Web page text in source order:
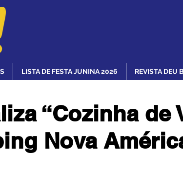
LISTA DE FESTA JUNINA 2026 REVISTA DEU
“Cozinha de
Nova